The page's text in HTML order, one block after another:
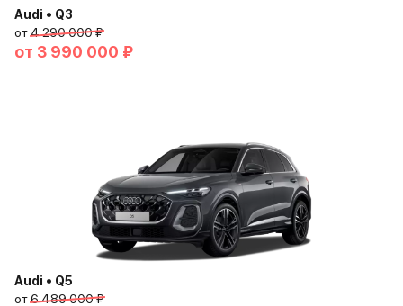
Audi • Q3
от4 290 000 ₽
от 3 990 000 ₽
Audi • Q5
от6 489 000 ₽